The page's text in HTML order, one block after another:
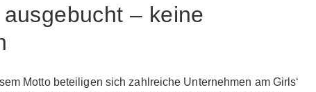
– keine
Motto beteiligen sich zahlreiche Unternehmen am Girls‘